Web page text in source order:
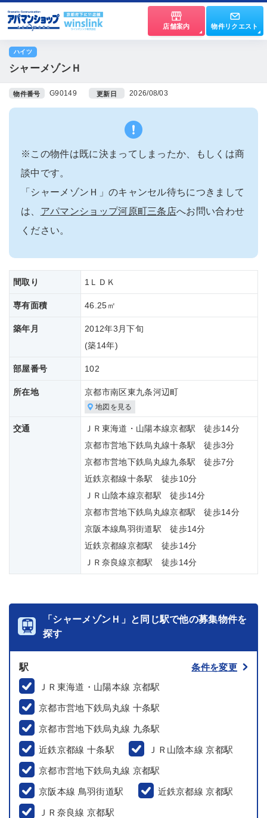
店舗案内 物件リクエスト
ハイツ
シャーメゾンＨ
物件番号 G90149 更新日 2026/08/03
※この物件は既に決まってしまったか、もしくは商
談中です。
「シャーメゾンＨ」のキャンセル待ちにつきまして
は、 アパマンショップ河原町三条店へお問い合わせ
ください。
間取り 1ＬＤＫ
専有面積 46.25㎡
築年月
2012年3月下旬
(築14年)
部屋番号 102
所在地 京都市南区東九条河辺町
地図を見る
交通
ＪＲ東海道・山陽本線京都駅 徒歩14分
京都市営地下鉄烏丸線十条駅 徒歩3分
京都市営地下鉄烏丸線九条駅 徒歩7分
近鉄京都線十条駅 徒歩10分
ＪＲ山陰本線京都駅 徒歩14分
京都市営地下鉄烏丸線京都駅 徒歩14分
京阪本線鳥羽街道駅 徒歩14分
近鉄京都線京都駅 徒歩14分
ＪＲ奈良線京都駅 徒歩14分
「シャーメゾンＨ」と同じ駅で他の募集物件を
探す
駅
条件を変更
ＪＲ東海道・山陽本線 京都駅
京都市営地下鉄烏丸線 十条駅
京都市営地下鉄烏丸線 九条駅
近鉄京都線 十条駅 ＪＲ山陰本線 京都駅
京都市営地下鉄烏丸線 京都駅
京阪本線 鳥羽街道駅 近鉄京都線 京都駅
ＪＲ奈良線 京都駅